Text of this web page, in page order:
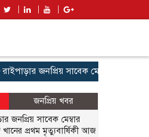
জনপ্রিয় সাবেক মেম্বার ফিরোজ
জনপ্রিয় খবর
জনপ্রিয় সাবেক মেম্বার
প্রথম মৃত্যুবার্ষিকী আজ